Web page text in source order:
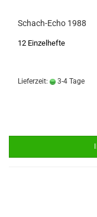
Schach-Echo 1988
12 Einzelhefte
Lieferzeit: 3-4 Tage